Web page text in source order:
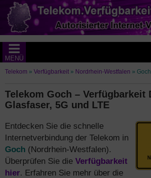
MENÜ
Telekom » Verfügbarkeit » Nordrhein-Westfalen » Goch
Telekom Goch – Verfügbarkeit
Glasfaser, 5G und LTE
Entdecken Sie die schnelle
Internetverbindung der Telekom in
Goch (Nordrhein-Westfalen).
Überprüfen Sie die Verfügbarkeit
hier. Erfahren Sie mehr über die